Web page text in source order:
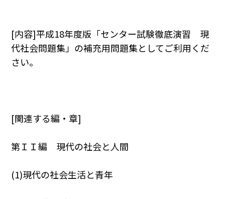
[内容]平成18年度版「センター試験徹底演習 現
代社会問題集」の補充用問題集としてご利用くだ
さい。
[関連する編・章]
第ＩＩ編 現代の社会と人間
(1)現代の社会生活と青年